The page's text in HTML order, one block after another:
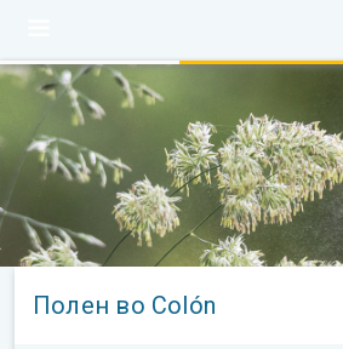
Полен во Colón